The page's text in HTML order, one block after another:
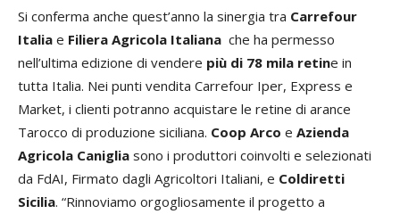
Si conferma anche quest’anno la sinergia tra Carrefour
Italia e Filiera Agricola Italiana che ha permesso
nell’ultima edizione di vendere più di 78 mila retine in
tutta Italia. Nei punti vendita Carrefour Iper, Express e
Market, i clienti potranno acquistare le retine di arance
Tarocco di produzione siciliana. Coop Arco e Azienda
Agricola Caniglia sono i produttori coinvolti e selezionati
da FdAI, Firmato dagli Agricoltori Italiani, e Coldiretti
Sicilia. “Rinnoviamo orgogliosamente il progetto a